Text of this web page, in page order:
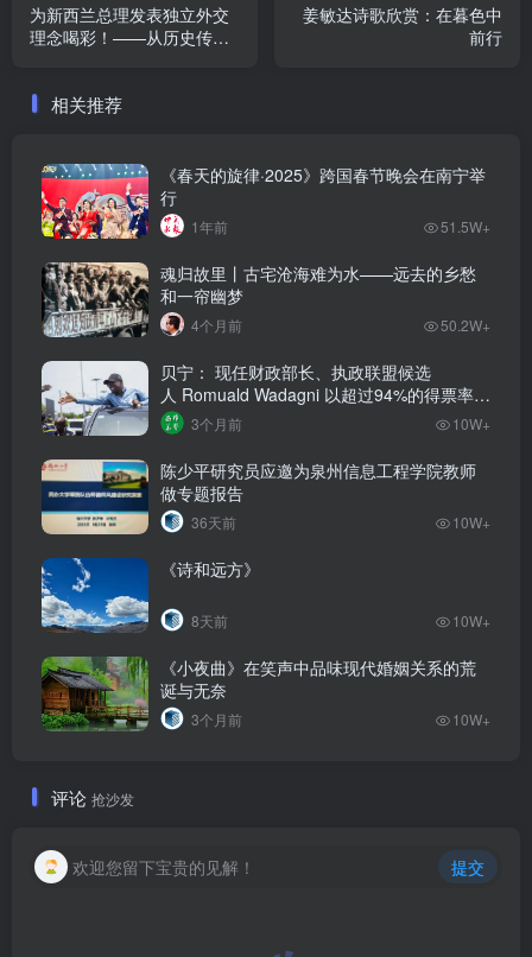
为新西兰总理发表独立外交
理念喝彩！——从历史传承
姜敏达诗歌欣赏：在暮色中
前行
相关推荐
《春天的旋律·2025》跨国春节晚会在南宁举
行
1年前 51.5W+
魂归故里丨古宅沧海难为水——远去的乡愁
和一帘幽梦
4个月前 50.2W+
贝宁： 现任财政部长、执政联盟候选
人‌ Romuald Wadagni 以超过94%的得票率当
选新任总统‌
3个月前 10W+
陈少平研究员应邀为泉州信息工程学院教师
做专题报告
36天前 10W+
《诗和远方》
8天前 10W+
《小夜曲》在笑声中品味现代婚姻关系的荒
诞与无奈
3个月前 10W+
评论 抢沙发
欢迎您留下宝贵的见解！ 提交